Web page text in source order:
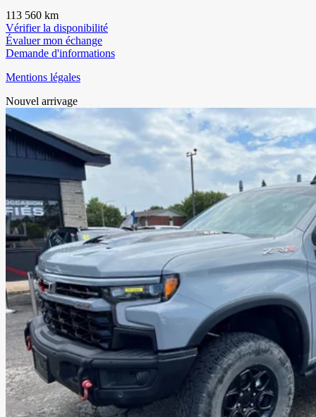
113 560 km
Vérifier la disponibilité
Évaluer mon échange
Demande d'informations
Mentions légales
Nouvel arrivage